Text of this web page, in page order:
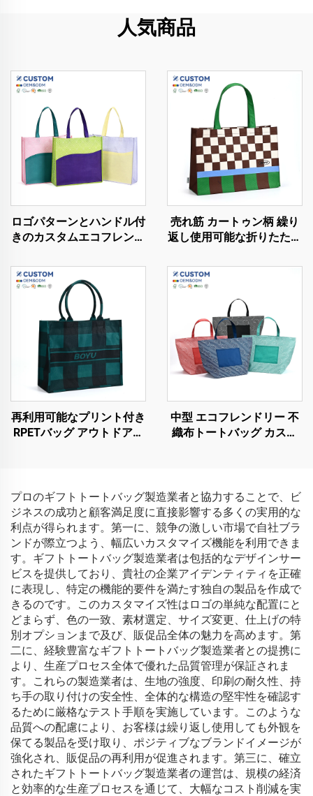
人気商品
ロゴパターンとハンドル付
きのカスタムエコフレンド
ッグ、サステナブルなノン
ウォーブンデザイン
売れ筋 カートゥン柄 繰り
返し使用可能な折りたたみ
イクルRPET不織布ショッ
ピングバッグ
再利用可能なプリント付き
RPETバッグ アウトドア旅
中型 エコフレンドリー 不
織布トートバッグ カスタ
付き
プロのギフトトートバッグ製造業者と協力することで、ビ
ジネスの成功と顧客満足度に直接影響する多くの実用的な
利点が得られます。第一に、競争の激しい市場で自社ブラ
ンドが際立つよう、幅広いカスタマイズ機能を利用できま
す。ギフトトートバッグ製造業者は包括的なデザインサー
ビスを提供しており、貴社の企業アイデンティティを正確
に表現し、特定の機能的要件を満たす独自の製品を作成で
きるのです。このカスタマイズ性はロゴの単純な配置にと
どまらず、色の一致、素材選定、サイズ変更、仕上げの特
別オプションまで及び、販促品全体の魅力を高めます。第
二に、経験豊富なギフトトートバッグ製造業者との提携に
より、生産プロセス全体で優れた品質管理が保証されま
す。これらの製造業者は、生地の強度、印刷の耐久性、持
ち手の取り付けの安全性、全体的な構造の堅牢性を確認す
るために厳格なテスト手順を実施しています。このような
品質への配慮により、お客様は繰り返し使用しても外観を
保てる製品を受け取り、ポジティブなブランドイメージが
強化され、販促品の再利用が促進されます。第三に、確立
されたギフトトートバッグ製造業者の運営は、規模の経済
と効率的な生産プロセスを通じて、大幅なコスト削減を実